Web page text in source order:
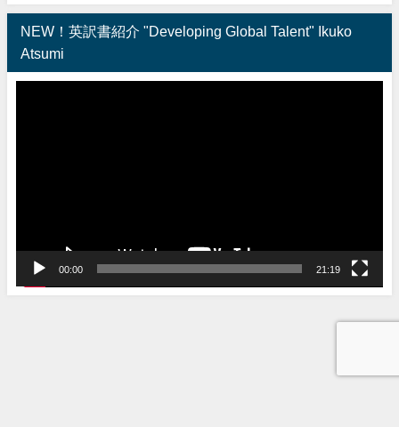
NEW！英訳書紹介 "Developing Global Talent" Ikuko
Atsumi
00:00 21:19